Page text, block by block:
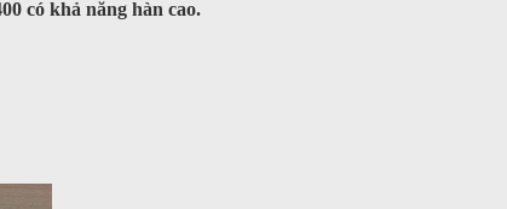
có khả năng hàn cao.